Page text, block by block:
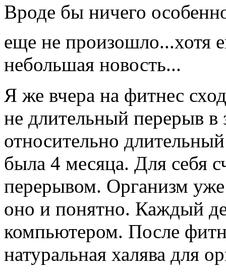
Вроде бы ничего
еще не произошло...хотя
небольшая новость...
Я же вчера на фитнес
не длительный перерыв
относительно
была 4 месяца. Для себя
перерывом. Организм
оно и понятно. Каждый
компьютером. После
натуральная халява для